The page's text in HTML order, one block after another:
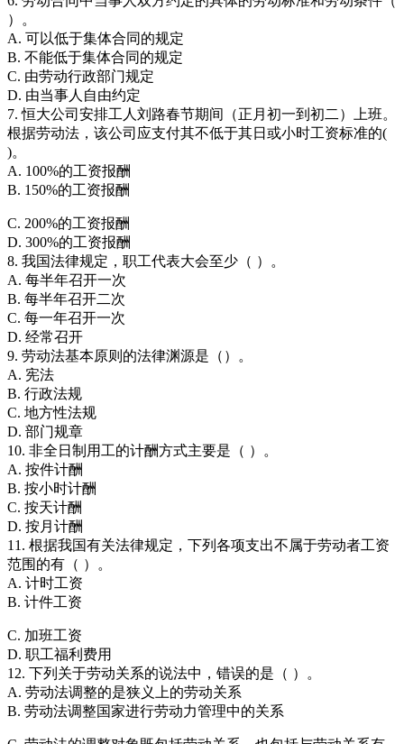
）。
A. 可以低于集体合同的规定
B. 不能低于集体合同的规定
C. 由劳动行政部门规定
D. 由当事人自由约定
7. 恒大公司安排工人刘路春节期间（正月初一到初二）上班。
根据劳动法，该公司应支付其不低于其日或小时工资标准的(
)。
A. 100%的工资报酬
B. 150%的工资报酬
C. 200%的工资报酬
D. 300%的工资报酬
8. 我国法律规定，职工代表大会至少（ ）。
A. 每半年召开一次
B. 每半年召开二次
C. 每一年召开一次
D. 经常召开
9. 劳动法基本原则的法律渊源是（）。
A. 宪法
B. 行政法规
C. 地方性法规
D. 部门规章
10. 非全日制用工的计酬方式主要是（ ）。
A. 按件计酬
B. 按小时计酬
C. 按天计酬
D. 按月计酬
11. 根据我国有关法律规定，下列各项支出不属于劳动者工资
范围的有（ ）。
A. 计时工资
B. 计件工资
C. 加班工资
D. 职工福利费用
12. 下列关于劳动关系的说法中，错误的是（ ）。
A. 劳动法调整的是狭义上的劳动关系
B. 劳动法调整国家进行劳动力管理中的关系